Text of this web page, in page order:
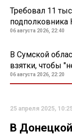
Требовал 11
подполковника
06 августа 2026, 22:40
В Сумской
взятки, чтобы
06 августа 2026, 22:20
25 апреля 2025,
В